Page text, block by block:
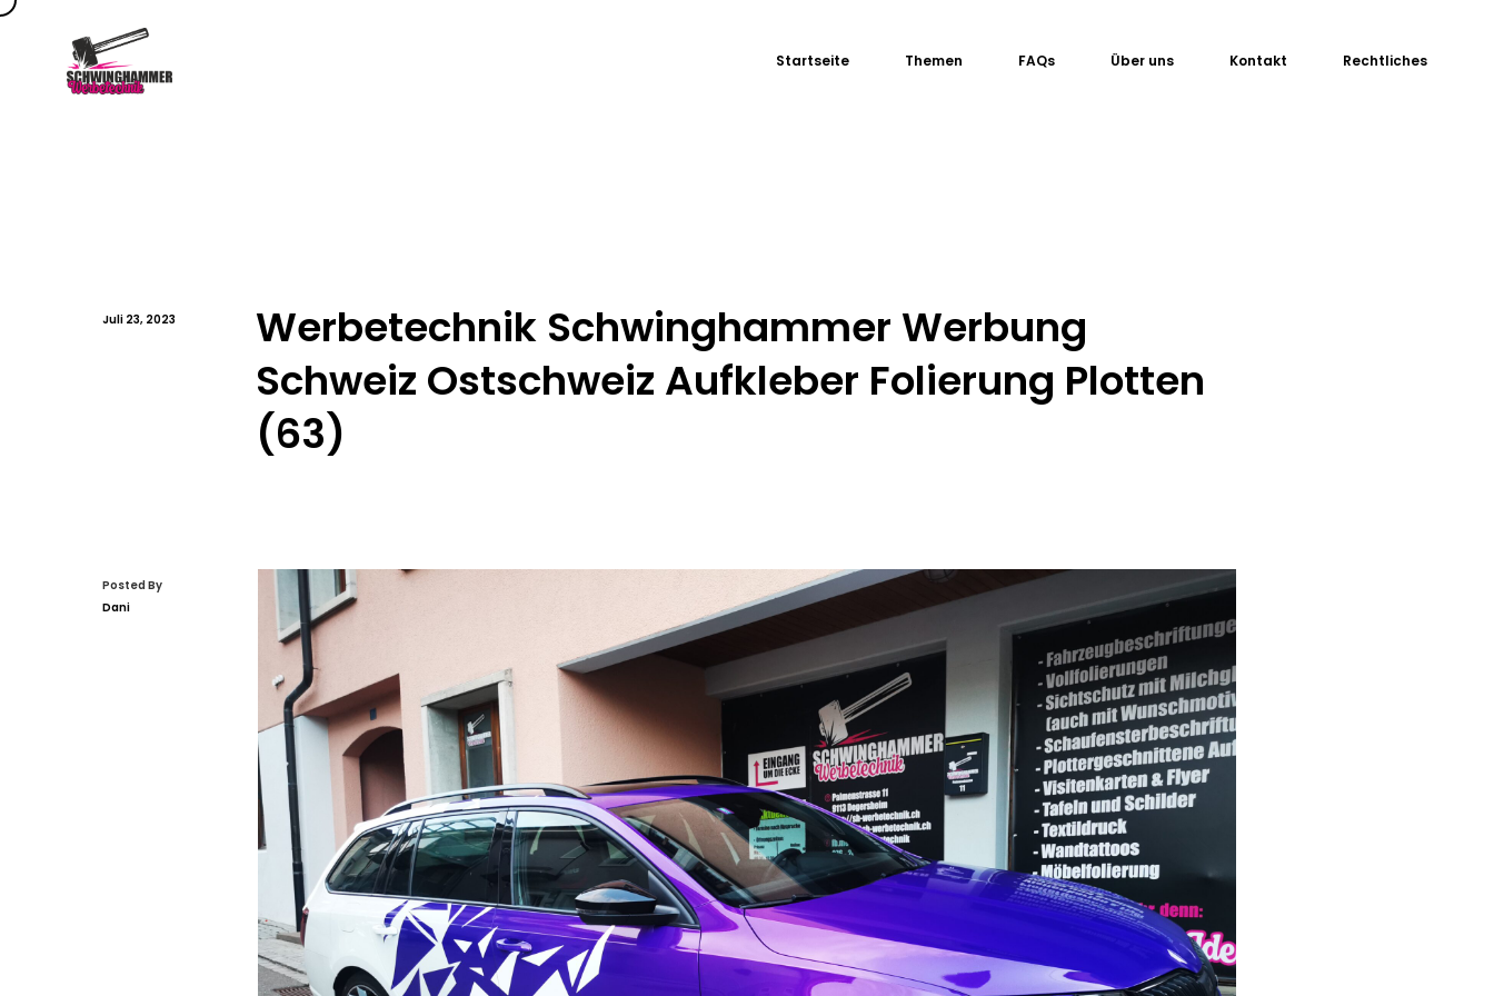
Startseite Themen FAQs Über uns Kontakt Rechtliches
Juli 23, 2023
Werbetechnik Schwinghammer Werbung
Schweiz Ostschweiz Aufkleber Folierung Plotten
(63)
Posted By
Dani